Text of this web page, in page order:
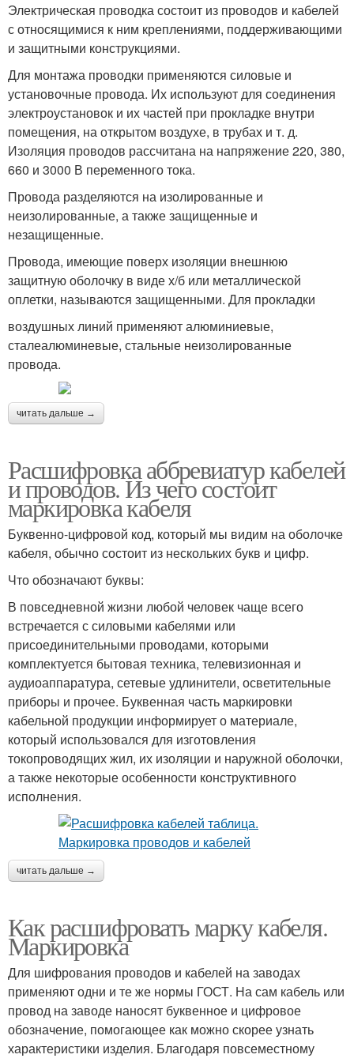
Электрическая проводка состоит из проводов и кабелей
с относящимися к ним креплениями, поддерживающими
и защитными конструкциями.
Для монтажа проводки применяются силовые и
установочные провода. Их используют для соединения
электроустановок и их частей при прокладке внутри
помещения, на открытом воздухе, в трубах и т. д.
Изоляция проводов рассчитана на напряжение 220, 380,
660 и 3000 В переменного тока.
Провода разделяются на изолированные и
неизолированные, а также защищенные и
незащищенные.
Провода, имеющие поверх изоляции внешнюю
защитную оболочку в виде х/б или металлической
оплетки, называются защищенными. Для прокладки
воздушных линий применяют алюминиевые,
сталеалюминевые, стальные неизолированные
провода.
читать дальше →
Расшифровка аббревиатур кабелей
и проводов. Из чего состоит
маркировка кабеля
Буквенно-цифровой код, который мы видим на оболочке
кабеля, обычно состоит из нескольких букв и цифр.
Что обозначают буквы:
В повседневной жизни любой человек чаще всего
встречается с силовыми кабелями или
присоединительными проводами, которыми
комплектуется бытовая техника, телевизионная и
аудиоаппаратура, сетевые удлинители, осветительные
приборы и прочее. Буквенная часть маркировки
кабельной продукции информирует о материале,
который использовался для изготовления
токопроводящих жил, их изоляции и наружной оболочки,
а также некоторые особенности конструктивного
исполнения.
читать дальше →
Как расшифровать марку кабеля.
Маркировка
Для шифрования проводов и кабелей на заводах
применяют одни и те же нормы ГОСТ. На сам кабель или
провод на заводе наносят буквенное и цифровое
обозначение, помогающее как можно скорее узнать
характеристики изделия. Благодаря повсеместному